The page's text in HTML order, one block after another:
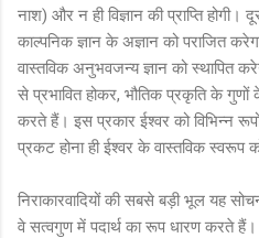
नाश) और न ही विज्ञान की प्राप्ति
काल्पनिक ज्ञान के अज्ञान को पराजित
वास्तविक अनुभवजन्य ज्ञान को स्थापित
से प्रभावित होकर, भौतिक प्रकृति के
करते हैं। इस प्रकार ईश्वर को विभिन्न
प्रकट होना ही ईश्वर के वास्तविक स्वरूप
निराकारवादियों की सबसे बड़ी भूल यह
वे सत्वगुण में पदार्थ का रूप धारण करते हैं।